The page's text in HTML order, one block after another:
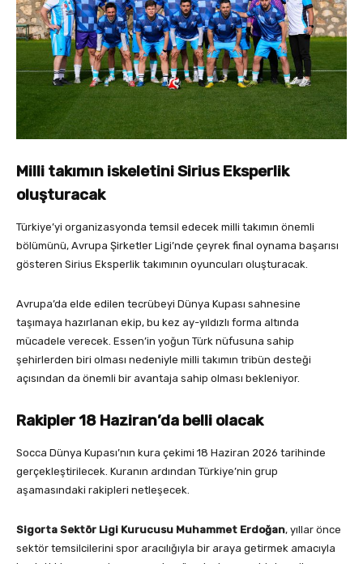
Milli takımın iskeletini Sirius Eksperlik
oluşturacak
Türkiye’yi organizasyonda temsil edecek milli takımın önemli
bölümünü, Avrupa Şirketler Ligi’nde çeyrek final oynama başarısı
gösteren Sirius Eksperlik takımının oyuncuları oluşturacak.
Avrupa’da elde edilen tecrübeyi Dünya Kupası sahnesine
taşımaya hazırlanan ekip, bu kez ay-yıldızlı forma altında
mücadele verecek. Essen’in yoğun Türk nüfusuna sahip
şehirlerden biri olması nedeniyle milli takımın tribün desteği
açısından da önemli bir avantaja sahip olması bekleniyor.
Rakipler 18 Haziran’da belli olacak
Socca Dünya Kupası’nın kura çekimi 18 Haziran 2026 tarihinde
gerçekleştirilecek. Kuranın ardından Türkiye’nin grup
aşamasındaki rakipleri netleşecek.
Sigorta Sektör Ligi Kurucusu Muhammet Erdoğan, yıllar önce
sektör temsilcilerini spor aracılığıyla bir araya getirmek amacıyla